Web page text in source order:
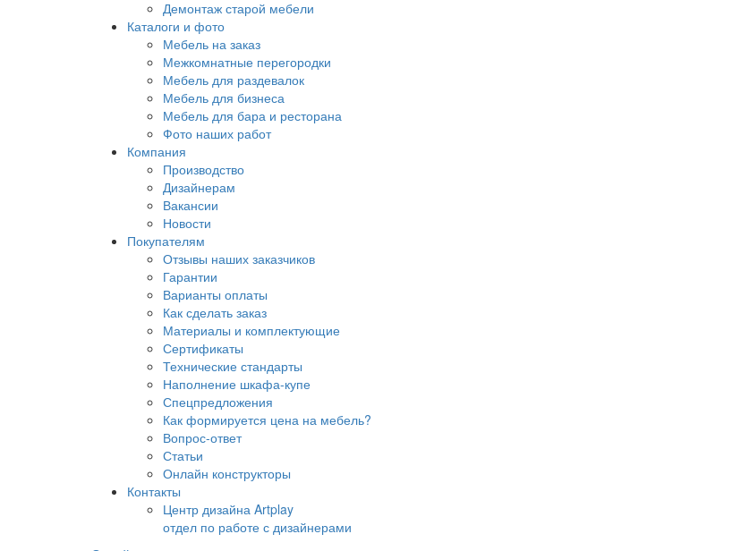
Демонтаж старой мебели
Каталоги и фото
Мебель на заказ
Межкомнатные перегородки
Мебель для раздевалок
Мебель для бизнеса
Мебель для бара и ресторана
Фото наших работ
Компания
Производство
Дизайнерам
Вакансии
Новости
Покупателям
Отзывы наших заказчиков
Гарантии
Варианты оплаты
Как сделать заказ
Материалы и комплектующие
Сертификаты
Технические стандарты
Наполнение шкафа-купе
Спецпредложения
Как формируется цена на мебель?
Вопрос-ответ
Статьи
Онлайн конструкторы
Контакты
Центр дизайна Artplay
отдел по работе с дизайнерами